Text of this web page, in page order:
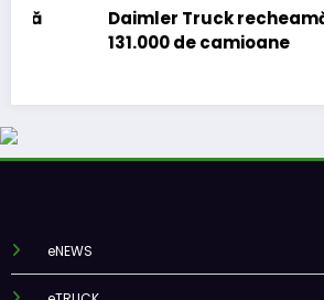
Daimler Truck recheamă în
131.000 de camioane
eNEWS